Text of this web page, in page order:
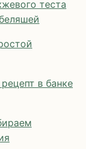
теста
в банке